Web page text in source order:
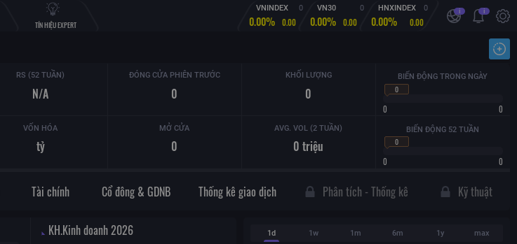
TÍN HIỆU EXPERT
VNINDEX 0
0.00% 0.00
VN30 0
0.00% 0.00
HNXINDEX 0
0.00% 0.00
i i
RS (52 TUẦN)
N/A
ĐÓNG CỬA PHIÊN TRƯỚC
0
KHỐI LƯỢNG
0
BIẾN ĐỘNG TRONG NGÀY
0
0 0
VỐN HÓA
tỷ
MỞ CỬA
0
AVG. VOL (2 TUẦN)
0 triệu
BIẾN ĐỘNG 52 TUẦN
0
0 0
Tài chính Cổ đông & GDNB Thống kê giao dịch Phân tích - Thống kê Kỹ thuật
KH.Kinh doanh2026 1d 1w 1m 6m 1y max